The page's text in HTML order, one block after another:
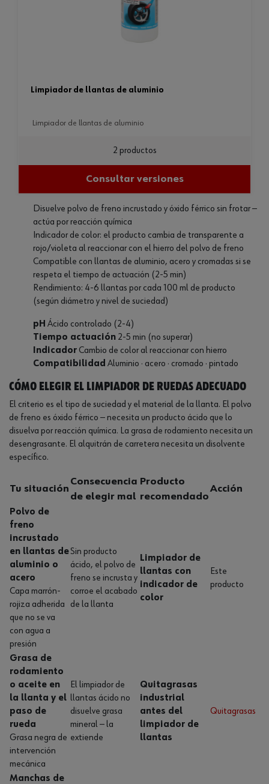
limpiador de llantas de aluminio
limpiador de llantas de aluminio
2 productos
Consultar versiones
Disuelve polvo de freno incrustado y óxido férrico sin frotar —
actúa por reacción química
Indicador de color: el producto cambia de transparente a
rojo/violeta al reaccionar con el hierro del polvo de freno
Compatible con llantas de aluminio, acero y cromadas si se
respeta el tiempo de actuación (2-5 min)
Rendimiento: 4-6 llantas por cada 100 ml de producto
(según diámetro y nivel de suciedad)
pH Ácido controlado (2-4)
Tiempo actuación 2-5 min (no superar)
Indicador Cambio de color al reaccionar con hierro
Compatibilidad Aluminio · acero · cromado · pintado
Cómo elegir el limpiador de ruedas adecuado
El criterio es el tipo de suciedad y el material de la llanta. El polvo
de freno es óxido férrico — necesita un producto ácido que lo
disuelva por reacción química. La grasa de rodamiento necesita un
desengrasante. El alquitrán de carretera necesita un disolvente
específico.
Tu situación
Consecuencia
de elegir mal
Producto
recomendado
Acción
Polvo de
freno
incrustado
en llantas de
aluminio o
acero
Capa marrón-
rojiza adherida
que no se va
con agua a
presión
Sin producto
ácido, el polvo de
freno se incrusta y
corroe el acabado
de la llanta
Limpiador de
llantas con
indicador de
color
Este
producto
Grasa de
rodamiento
o aceite en
la llanta y el
paso de
rueda
Grasa negra de
intervención
mecánica
El limpiador de
llantas ácido no
disuelve grasa
mineral — la
extiende
Quitagrasas
industrial
antes del
limpiador de
llantas
Quitagrasas
Manchas de